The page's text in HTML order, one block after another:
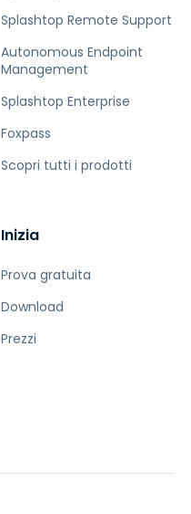
Splashtop Remote Support
Autonomous Endpoint
Management
Splashtop Enterprise
Foxpass
Scopri tutti i prodotti
Inizia
Prova gratuita
Download
Prezzi